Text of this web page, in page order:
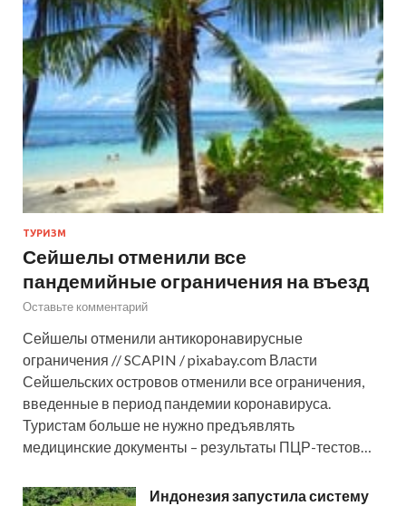
ТУРИЗМ
Сейшелы отменили все
пандемийные ограничения на въезд
Оставьте комментарий
Сейшелы отменили антикоронавирусные
ограничения // SCAPIN / pixabay.com Власти
Сейшельских островов отменили все ограничения,
введенные в период пандемии коронавируса.
Туристам больше не нужно предъявлять
медицинские документы – результаты ПЦР-тестов…
Индонезия запустила систему